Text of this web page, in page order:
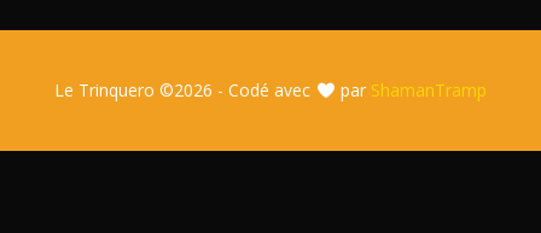
Le Trinquero ©2026 - Codé avec par ShamanTramp